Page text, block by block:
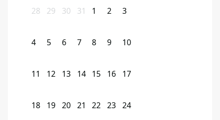
28 29 30 31 1 2 3
4 5 6 7 8 9 10
11 12 13 14 15 16 17
18 19 20 21 22 23 24